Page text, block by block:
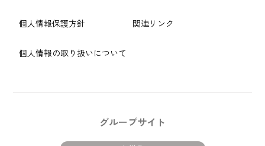
個人情報保護方針
個人情報の取り扱いについて
関連リンク
グループサイト